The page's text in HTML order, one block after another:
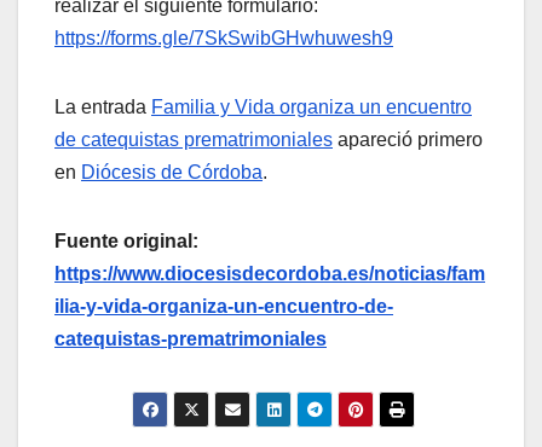
realizar el siguiente formulario:
https://forms.gle/7SkSwibGHwhuwesh9
La entrada Familia y Vida organiza un encuentro
de catequistas prematrimoniales apareció primero
en Diócesis de Córdoba.
Fuente original:
https://www.diocesisdecordoba.es/noticias/fam
ilia-y-vida-organiza-un-encuentro-de-
catequistas-prematrimoniales